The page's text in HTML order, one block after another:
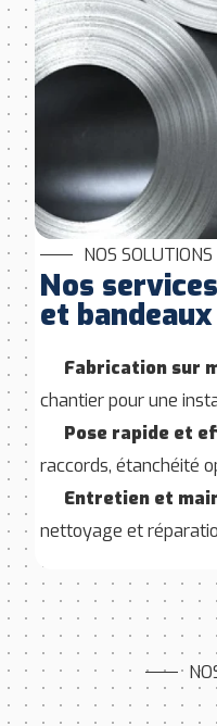
NOS SOLUTIONS
Nos
et
Fabrication sur
chantier pour une
Pose rapide et
raccords, étanchéité
Entretien et
nettoyage et